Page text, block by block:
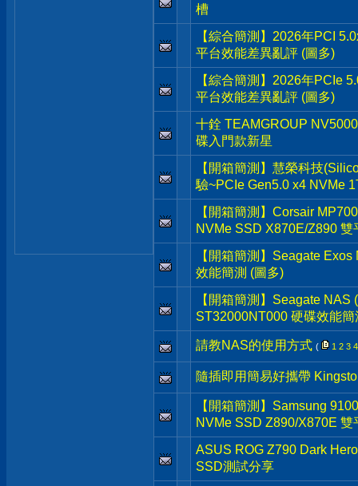
槽
【綜合簡測】2026年PCI
平台效能差異亂評 (圖多)
【綜合簡測】2026年PCIe
平台效能差異亂評 (圖多)
十銓 TEAMGROUP
碟入門款新星
【開箱簡測】慧榮科技
驗~PCIe Gen5.0 x4 NVMe
【開箱簡測】Corsair
NVMe SSD X870E/Z890 雙
【開箱簡測】Seagate
效能簡測 (圖多)
【開箱簡測】Seagate
ST32000NT000 硬碟效能簡
請教NAS的使用方式 ( 1 2 3 4
隨插即用簡易好攜帶
【開箱簡測】Samsung
NVMe SSD Z890/X870E 雙
ASUS ROG Z790 Dark
SSD測試分享